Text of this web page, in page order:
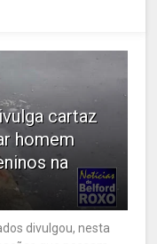
cartaz
homem
na
divulgou, nesta